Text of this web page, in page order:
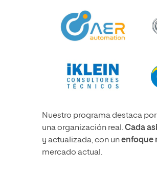
Nuestro programa destaca por
una organización real.Cada
y actualizada, con unenfoque
mercado actual.